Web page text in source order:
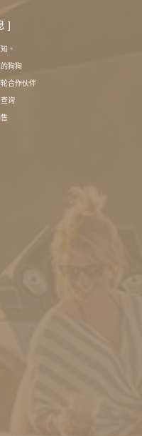
]
。
狗狗
合作伙伴
询